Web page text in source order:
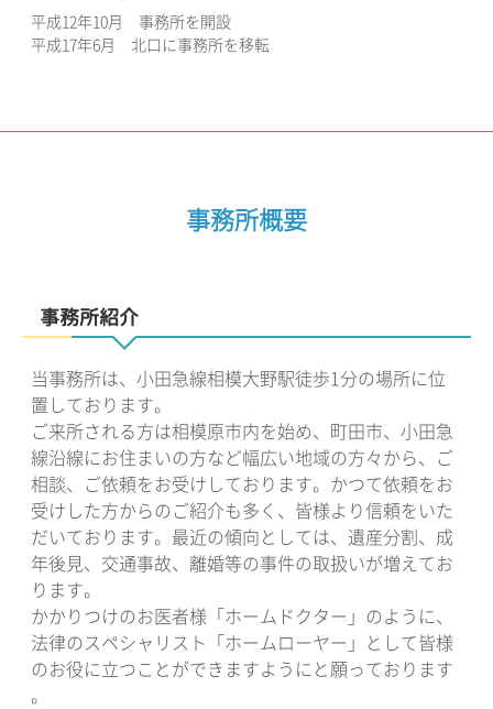
平成12年10月 事務所を開設
平成17年6月 北口に事務所を移転
事務所概要
事務所紹介
当事務所は、小田急線相模大野駅徒歩1分の場所に位
置しております。
ご来所される方は相模原市内を始め、町田市、小田急
線沿線にお住まいの方など幅広い地域の方々から、ご
相談、ご依頼をお受けしております。かつて依頼をお
受けした方からのご紹介も多く、皆様より信頼をいた
だいております。最近の傾向としては、遺産分割、成
年後見、交通事故、離婚等の事件の取扱いが増えてお
ります。
かかりつけのお医者様「ホームドクター」のように、
法律のスペシャリスト「ホームローヤー」として皆様
のお役に立つことができますようにと願っております
。